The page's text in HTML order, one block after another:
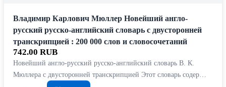
Владимир Карлович Мюллер Новейший англо-
русский русско-английский словарь с двусторонней
транскрипцией : 200 000 слов и словосочетаний
742.00 RUB
Новейший англо-русский русско-английский словарь В. К.
Мюллера с двусторонней транскрипцией Этот словарь содер…